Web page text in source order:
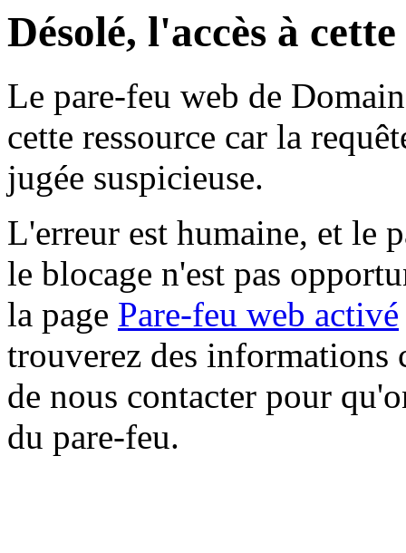
Désolé, l'accès à
Le pare-feu web de
cette ressource car la
jugée suspicieuse.
L'erreur est humaine, et le
le blocage n'est pas
la page Pare-feu web activé
trouverez des informations
de nous contacter pour
du pare-feu.